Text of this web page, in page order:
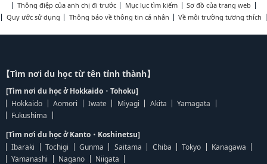
Thông điệp của anh chị đi trước
Mục lục tìm kiếm
Sơ đồ của trang web
Quy ước sử dụng
Thông báo về thông tin cá nhân Về môi trường tương thích
【Tìm nơi du học từ tên tỉnh thành】
[Tìm nơi du học ở Hokkaido・Tohoku]
Hokkaido
Aomori Iwate Miyagi Akita
Yamagata
Fukushima
[Tìm nơi du học ở Kanto・Koshinetsu]
Ibaraki
Tochigi Gunma Saitama Chiba Tokyo
Kanagawa
Yamanashi
Nagano
Niigata